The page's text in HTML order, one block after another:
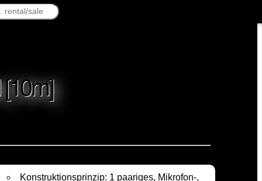
Konstruktionsprinzip: 1 paariges, Mikrofon-,